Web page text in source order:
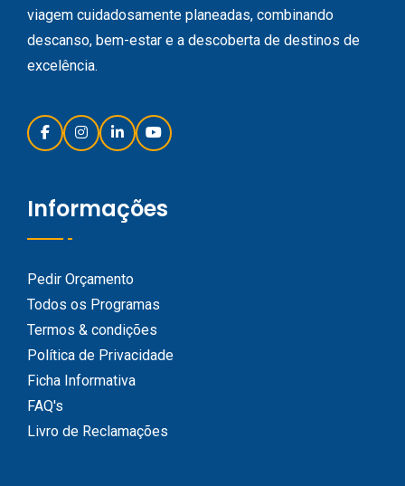
viagem cuidadosamente planeadas, combinando
descanso, bem-estar e a descoberta de destinos de
excelência.
Informações
Pedir Orçamento
Todos os Programas
Termos & condições
Política de Privacidade
Ficha Informativa
FAQ's
Livro de Reclamações